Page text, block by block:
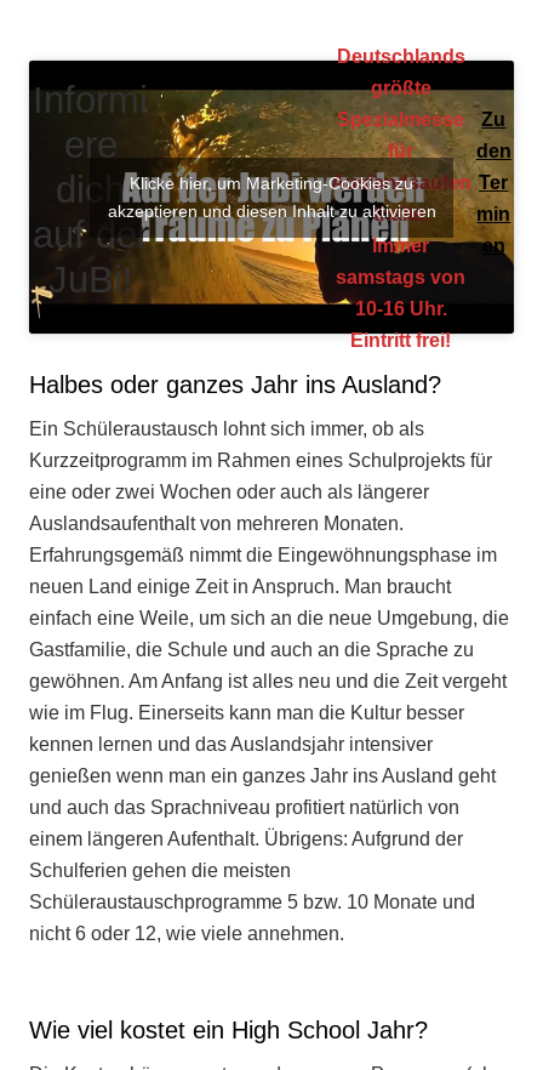
Informi
ere
dich
auf der
JuBi!
Deutschlands
größte
Spezialmesse
für
Auslandsaufen
thalte.
Immer
samstags von
10-16 Uhr.
Eintritt frei!
Zu
den
Ter
min
en
Klicke hier, um Marketing-Cookies zu
akzeptieren und diesen Inhalt zu aktivieren
Halbes oder ganzes Jahr ins Ausland?
Ein Schüleraustausch lohnt sich immer, ob als
Kurzzeitprogramm im Rahmen eines Schulprojekts für
eine oder zwei Wochen oder auch als längerer
Auslandsaufenthalt von mehreren Monaten.
Erfahrungsgemäß nimmt die Eingewöhnungsphase im
neuen Land einige Zeit in Anspruch. Man braucht
einfach eine Weile, um sich an die neue Umgebung, die
Gastfamilie, die Schule und auch an die Sprache zu
gewöhnen. Am Anfang ist alles neu und die Zeit vergeht
wie im Flug. Einerseits kann man die Kultur besser
kennen lernen und das Auslandsjahr intensiver
genießen wenn man ein ganzes Jahr ins Ausland geht
und auch das Sprachniveau profitiert natürlich von
einem längeren Aufenthalt. Übrigens: Aufgrund der
Schulferien gehen die meisten
Schüleraustauschprogramme 5 bzw. 10 Monate und
nicht 6 oder 12, wie viele annehmen.
Wie viel kostet ein High School Jahr?